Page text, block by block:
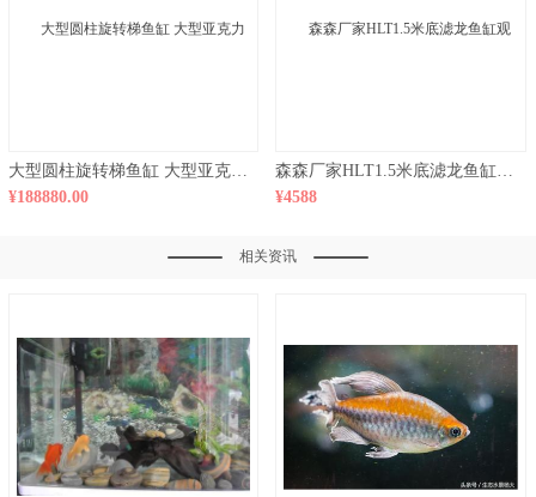
大型圆柱旋转梯鱼缸 大型亚克力鱼缸 大型观赏鱼缸 鱼缸工程制作
¥188880.00
森森厂家HLT1.5米底滤龙鱼缸观赏鱼水族箱鱼缸玻璃鱼缸 水族箱
¥4588
相关资讯